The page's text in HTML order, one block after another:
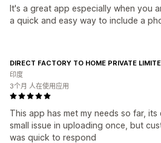
It's a great app especially when you
a quick and easy way to include a
This app has met my needs so far,
small issue in uploading once, but
was quick to respond
DIRECT FACTORY TO HOME PRIVATE
印度
3个月 人在使用应用